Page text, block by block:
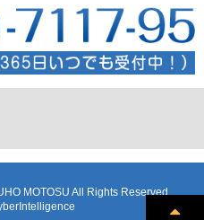
MOTOSU All Rights Reserved.